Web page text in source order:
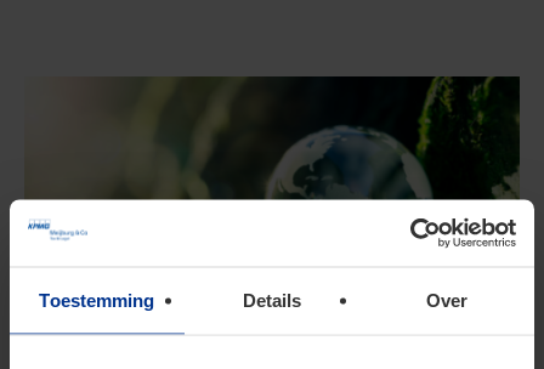
Toestemming Details Over